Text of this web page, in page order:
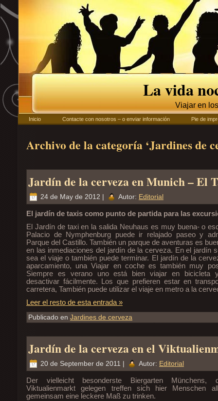
La vida
Viajar en
Inicio Contacte con nosotros – o enviar información Pie de
Archivo de la categoría ‘Jardines de
Jardín de la cerveza en Munich – El
24 de May de 2012 | Autor: Editorial
El jardín de taxis como punto de partida para las
El Jardín de taxi en la salida Neuhaus es muy buena- o
Palacio de Nymphenburg puede ir relajado paseo y
Parque del Castillo. También un parque de aventuras es
en las inmediaciones del jardín de la cerveza. En el jardín
sea el viaje o también puede terminar. El jardín de la
aparcamiento, una Viajar en coche es también muy
Siempre es verano uno está bien viajar en bicicleta
desactivar fácilmente. Los que prefieren estar en
carretera, También puede utilizar el viaje en metro a la
Leer el resto de esta entrada »
Publicado en Jardines de cerveza
Jardín de la cerveza en el
20 de September de 2011 | Autor: Editorial
Der vielleicht besonderste Biergarten
Viktualienmarkt gelegen treffen sich hier Menschen
gemeinsam eine leckere Maß zu trinken.